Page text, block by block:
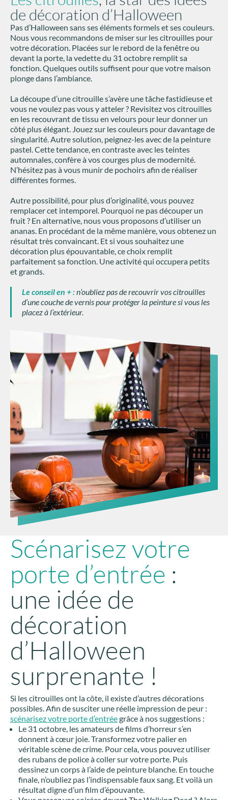
de décoration d’Halloween
Pas d’Halloween sans ses éléments formels et ses couleurs.
Nous vous recommandons de miser sur les citrouilles pour
votre décoration. Placées sur le rebord de la fenêtre ou
devant la porte, la vedette du 31 octobre remplit sa
fonction. Quelques outils suffisent pour que votre maison
plonge dans l’ambiance.
La découpe d’une citrouille s’avère une tâche fastidieuse et
vous ne voulez pas vous y atteler ? Revisitez vos citrouilles
en les recouvrant de tissu en velours pour leur donner un
côté plus élégant. Jouez sur les couleurs pour davantage de
singularité. Autre solution, peignez-les avec de la peinture
pastel. Cette tendance, en contraste avec les teintes
automnales, confère à vos courges plus de modernité.
N’hésitez pas à vous munir de pochoirs afin de réaliser
différentes formes.
Autre possibilité, pour plus d’originalité, vous pouvez
remplacer cet intemporel. Pourquoi ne pas découper un
fruit ? En alternative, nous vous proposons d’utiliser un
ananas. En procédant de la même manière, vous obtenez un
résultat très convaincant. Et si vous souhaitez une
décoration plus épouvantable, ce choix remplit
parfaitement sa fonction. Une activité qui occupera petits
et grands.
Le conseil en + :n’oubliez pas de recouvrir vos citrouilles
d’une couche de vernis pour protéger la peinture si vous les
placez à l’extérieur.
Scénarisez votre
porte d’entrée :
une idée de
décoration
d’Halloween
surprenante !
Si les citrouilles ont la côte, il existe d’autres décorations
possibles. Afin de susciter une réelle impression de peur :
scénarisez votre porte d’entréegrâce à nos suggestions :
Le 31 octobre, les amateurs de films d’horreur s’en
donnent à cœur joie. Transformez votre palier en
véritable scène de crime. Pour cela, vous pouvez utiliser
des rubans de police à coller sur votre porte. Puis
dessinez un corps à l’aide de peinture blanche. En touche
finale, n’oubliez pas l’indispensable faux sang. Et voilà un
résultat digne d’un film d’épouvante.